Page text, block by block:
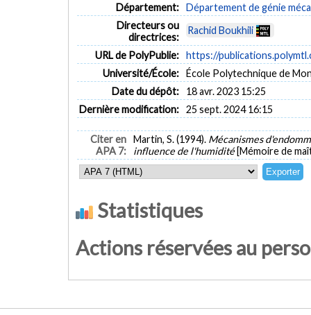
Département: Département de génie
Directeurs ou
directrices:
Rachid Boukhili
URL de PolyPublie: https://
Université/École: École Polytechnique de
Date du dépôt:
18 avr. 2023 15:25
Dernière modification: 25 sept. 2024 16:15
Citer en
APA 7:
Martin, S. (1994). Mécanismes
influence de l'humidité [Mémoire de
Statistiques
Actions réservées au